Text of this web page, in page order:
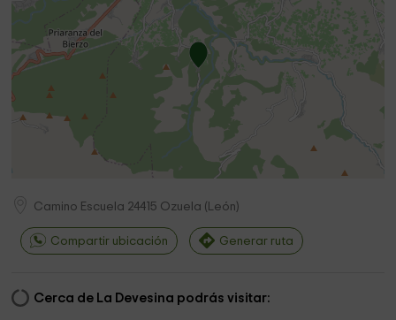
Camino Escuela 24415 Ozuela ( León)
Compartir ubicación Generar ruta
Cerca de La Devesina podrás visitar: